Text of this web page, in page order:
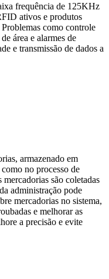
frequência de 125KHz
ativos e produtos
como controle
área e alarmes de
e transmissão de dados a
armazenado em
no processo de
são coletadas
administração pode
mercadorias no sistema,
e melhorar as
a precisão e evite